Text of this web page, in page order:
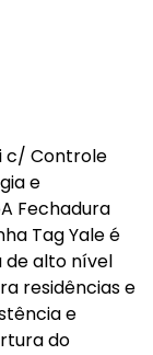
c/ Controle
e
Fechadura
Tag Yale é
de alto nível
residências e
e
do